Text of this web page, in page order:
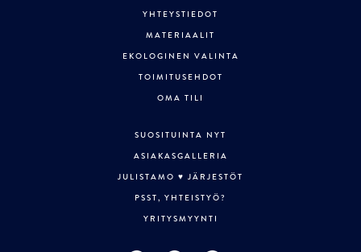
YHTEYSTIEDOT
MATERIAALIT
EKOLOGINEN VALINTA
TOIMITUSEHDOT
OMA TILI
SUOSITUINTA NYT
ASIAKASGALLERIA
JULISTAMO ♥ JÄRJESTÖT
PSST, YHTEISTYÖ?
YRITYSMYYNTI